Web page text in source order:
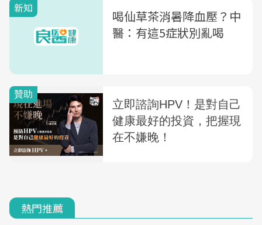
新知
喝仙草茶消暑降血壓？中
醫：有這5症狀別亂喝
熱門推薦